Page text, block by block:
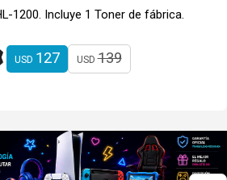
1200. Incluye 1 Toner de fábrica.
USD 127 USD139